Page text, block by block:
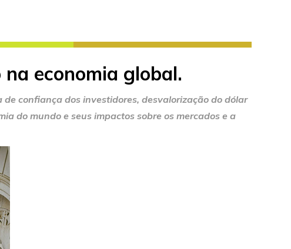
economia global.
confiança dos investidores, desvalorização do dólar
do mundo e seus impactos sobre os mercados e a